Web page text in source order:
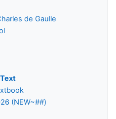
de Gaulle
(NEW~##)